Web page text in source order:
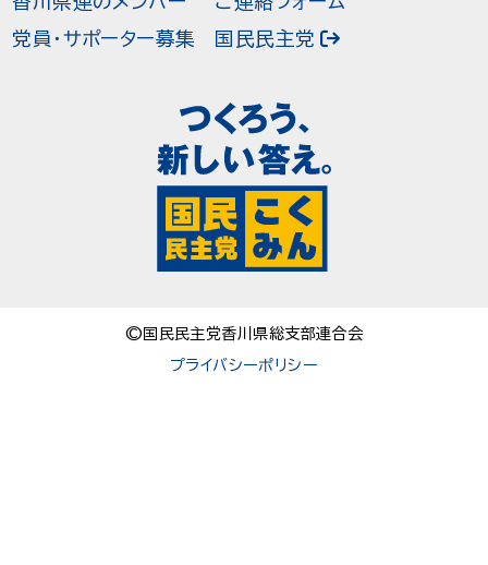
党員・サポーター募集
国民民主党
©国民民主党香川県総支部連合会
プライバシーポリシー